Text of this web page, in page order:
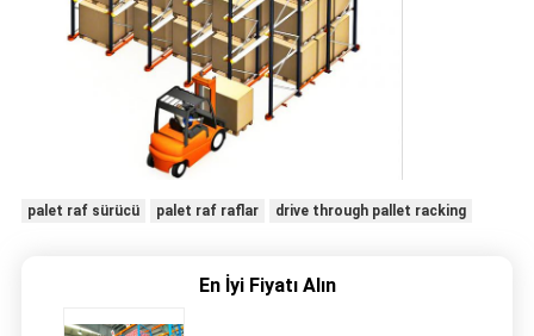
palet raf sürücü palet raf raflar drive through pallet racking
En İyi Fiyatı Alın